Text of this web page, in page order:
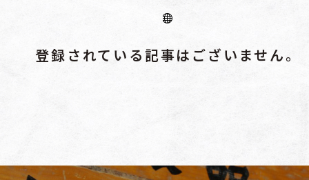
登録されている記事はございません。